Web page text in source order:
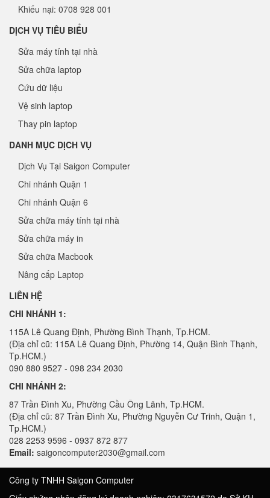
Khiếu nại: 0708 928 001
DỊCH VỤ TIÊU BIỂU
Sửa máy tính tại nhà
Sửa chữa laptop
Cứu dữ liệu
Vệ sinh laptop
Thay pin laptop
DANH MỤC DỊCH VỤ
Dịch Vụ Tại Saigon Computer
Chi nhánh Quận 1
Chi nhánh Quận 6
Sửa chữa máy tính tại nhà
Sửa chữa máy in
Sửa chữa Macbook
Nâng cấp Laptop
LIÊN HỆ
CHI NHÁNH 1:
115A Lê Quang Định, Phường Bình Thạnh, Tp.HCM.
(Địa chỉ cũ: 115A Lê Quang Định, Phường 14, Quận Bình Thạnh,
Tp.HCM.)
090 880 9527 - 098 234 2030
CHI NHÁNH 2:
87 Trần Đình Xu, Phường Cầu Ông Lãnh, Tp.HCM.
(Địa chỉ cũ: 87 Trần Đình Xu, Phường Nguyễn Cư Trinh, Quận 1,
Tp.HCM.)
028 2253 9596 - 0937 872 877
Email: saigoncomputer2030@gmail.com
Công ty TNHH Saigon Computer